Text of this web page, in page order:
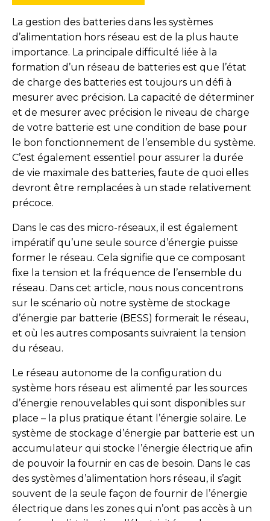
La gestion des batteries dans les systèmes
d’alimentation hors réseau est de la plus haute
importance. La principale difficulté liée à la
formation d’un réseau de batteries est que l’état
de charge des batteries est toujours un défi à
mesurer avec précision. La capacité de déterminer
et de mesurer avec précision le niveau de charge
de votre batterie est une condition de base pour
le bon fonctionnement de l’ensemble du système.
C’est également essentiel pour assurer la durée
de vie maximale des batteries, faute de quoi elles
devront être remplacées à un stade relativement
précoce.
Dans le cas des micro-réseaux, il est également
impératif qu’une seule source d’énergie puisse
former le réseau. Cela signifie que ce composant
fixe la tension et la fréquence de l’ensemble du
réseau. Dans cet article, nous nous concentrons
sur le scénario où notre système de stockage
d’énergie par batterie (BESS) formerait le réseau,
et où les autres composants suivraient la tension
du réseau.
Le réseau autonome de la configuration du
système hors réseau est alimenté par les sources
d’énergie renouvelables qui sont disponibles sur
place – la plus pratique étant l’énergie solaire. Le
système de stockage d’énergie par batterie est un
accumulateur qui stocke l’énergie électrique afin
de pouvoir la fournir en cas de besoin. Dans le cas
des systèmes d’alimentation hors réseau, il s’agit
souvent de la seule façon de fournir de l’énergie
électrique dans les zones qui n’ont pas accès à un